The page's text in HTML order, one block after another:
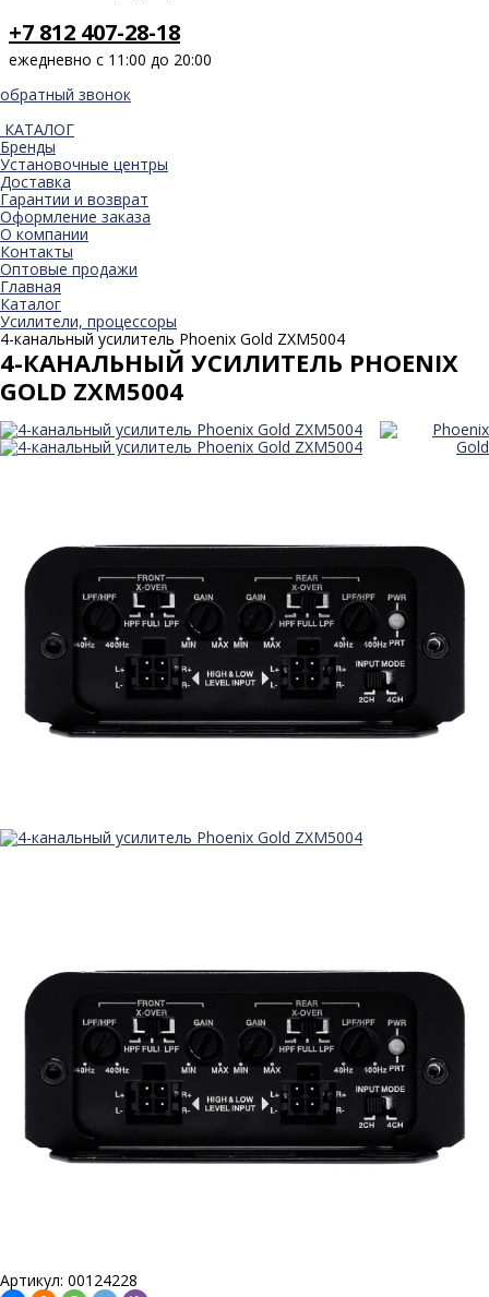
+7 812 407-28-18
ежедневно с 11:00 до 20:00
обратный звонок
КАТАЛОГ
Бренды
Установочные центры
Доставка
Гарантии и возврат
Оформление заказа
О компании
Контакты
Оптовые продажи
Главная
Каталог
Усилители, процессоры
4-канальный усилитель Phoenix Gold ZXM5004
4-КАНАЛЬНЫЙ УСИЛИТЕЛЬ PHOENIX
GOLD ZXM5004
Артикул: 00124228